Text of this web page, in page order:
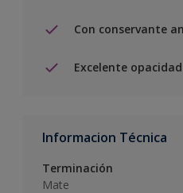
Con conservante
Excelente opacidad
Informacion Técnica
Terminación
Mate